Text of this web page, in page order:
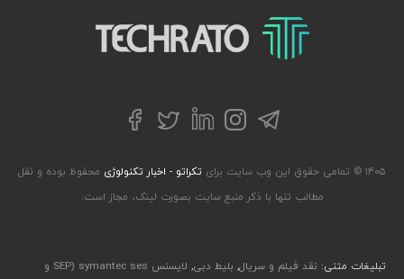
تکراتو – زندگی با تکنولوژی
تلگراماینستاگرام
لینکداینتوییترفیسبوک
۱۴۰۵ © تمامی حقوق این وب سایت برای تکراتو - اخبار تکنولوژی محفوظ بوده و نقل
مطالب تنها با ذکر منبع سایت بصورت لینک، مجاز است.
تبلیغات متنی: نقد فیلم و سریال, بلیط دبی,
لایسنس symantec ses (SEP و